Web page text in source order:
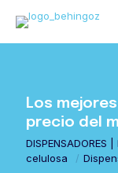
Los
precio del
DISPENSADORES |
celulosa
/